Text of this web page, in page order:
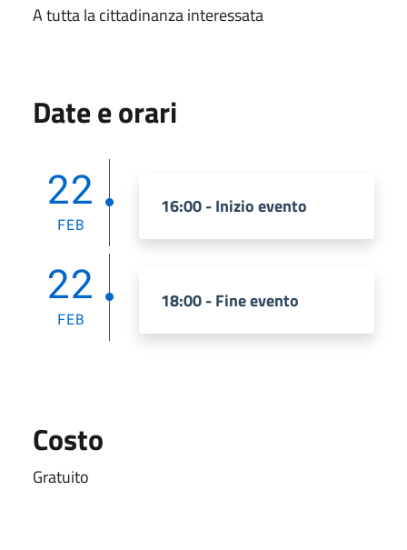
A tutta la cittadinanza interessata
Date e orari
22
FEB
16:00 - Inizio evento
22
FEB
18:00 - Fine evento
Costo
Gratuito